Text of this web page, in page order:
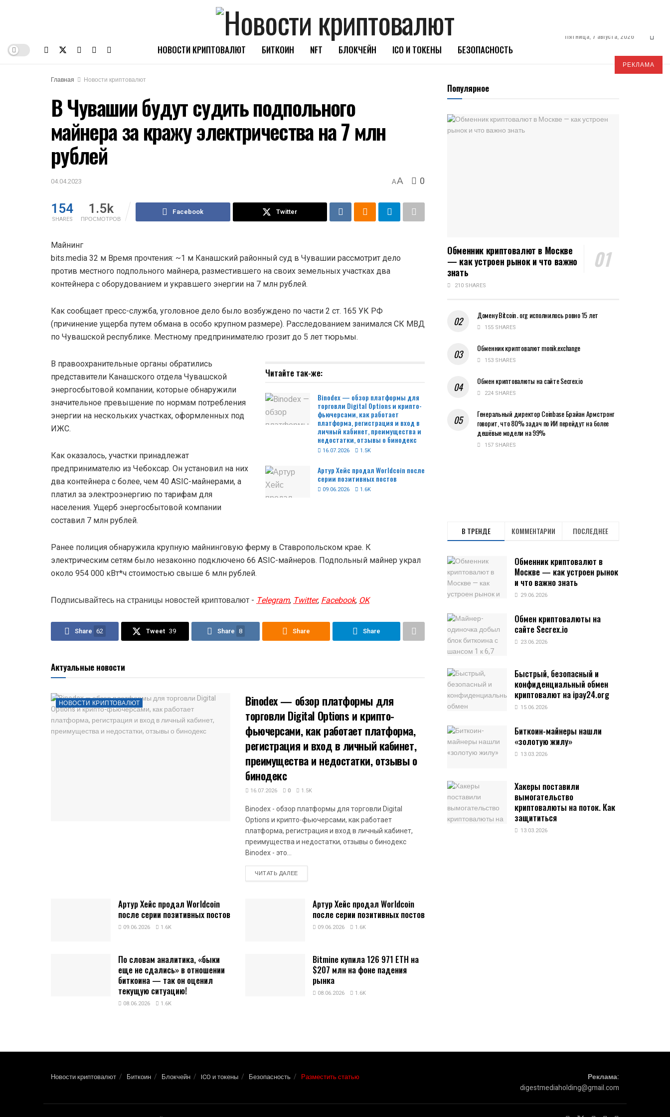
НОВОСТИ КРИПТОВАЛЮТ БИТКОИН NFT БЛОКЧЕЙН ICO И ТОКЕНЫ БЕЗОПАСНОСТЬ
Пятница, 7 августа, 2026
РЕКЛАМА
Главная
Новости криптовалют
В Чувашии будут судить подпольного
майнера за кражу электричества на 7 млн
рублей
04.04.2023 AA 0
154
SHARES
1.5k
ПРОСМОТРОВ
Facebook Twitter
Майнинг
bits.media 32 м Время прочтения: ~1 м Канашский районный суд в Чувашии рассмотрит дело
против местного подпольного майнера, разместившего на своих земельных участках два
контейнера с оборудованием и укравшего энергии на 7 млн рублей.
Как сообщает пресс-служба, уголовное дело было возбуждено по части 2 ст. 165 УК РФ
(причинение ущерба путем обмана в особо крупном размере). Расследованием занимался СК МВД
по Чувашской республике. Местному предпринимателю грозит до 5 лет тюрьмы.
Читайте так-же:
Binodex — обзор платформы для
торговли Digital Options и крипто-
фьючерсами, как работает
платформа, регистрация и вход в
личный кабинет, преимущества и
недостатки, отзывы о бинодекс
16.07.2026 1.5K
Артур Хейс продал Worldcoin после
серии позитивных постов
09.06.2026 1.6K
В правоохранительные органы обратились
представители Канашского отдела Чувашской
энергосбытовой компании, которые обнаружили
значительное превышение по нормам потребления
энергии на нескольких участках, оформленных под
ИЖС.
Как оказалось, участки принадлежат
предпринимателю из Чебоксар. Он установил на них
два контейнера с более, чем 40 ASIC-майнерами, а
платил за электроэнергию по тарифам для
населения. Ущерб энергосбытовой компании
составил 7 млн рублей.
Ранее полиция обнаружила крупную майнинговую ферму в Ставропольском крае. К
электрическим сетям было незаконно подключено 66 ASIC-майнеров. Подпольный майнер украл
около 954 000 кВт*ч стоимостью свыше 6 млн рублей.
Подписывайтесь на страницы новостей криптовалют - Telegram, Twitter, Facebook, OK
Share 62 Tweet 39 Share 8 Share Share
Актуальные новости
НОВОСТИ КРИПТОВАЛЮТ
Binodex — обзор платформы для
торговли Digital Options и крипто-
фьючерсами, как работает платформа,
регистрация и вход в личный кабинет,
преимущества и недостатки, отзывы о
бинодекс
16.07.2026 0 1.5K
Binodex - обзор платформы для торговли Digital
Options и крипто-фьючерсами, как работает
платформа, регистрация и вход в личный кабинет,
преимущества и недостатки, отзывы о бинодекс
Binodex - это...
ЧИТАТЬ ДАЛЕЕDETAILS
Артур Хейс продал Worldcoin
после серии позитивных постов
09.06.2026 1.6K
Артур Хейс продал Worldcoin
после серии позитивных постов
09.06.2026 1.6K
По словам аналитика, «быки
еще не сдались» в отношении
биткоина — так он оценил
текущую ситуацию!
08.06.2026 1.6K
Bitmine купила 126 971 ETH на
$207 млн на фоне падения
рынка
08.06.2026 1.6K
Популярное
Обменник криптовалют в Москве
— как устроен рынок и что важно
знать
210 SHARES
Домену Bitcoin․org исполнилось ровно 15 лет
155 SHARES
Обменник криптовалют monik.exchange
153 SHARES
Обмен криптовалюты на сайте Secrex.io
224 SHARES
Генеральный директор Coinbase Брайан Армстронг
говорит, что 80% задач по ИИ перейдут на более
дешёвые модели на 99%
157 SHARES
В ТРЕНДЕ КОММЕНТАРИИ ПОСЛЕДНЕЕ
Обменник криптовалют в
Москве — как устроен рынок
и что важно знать
29.06.2026
Обмен криптовалюты на
сайте Secrex.io
23.06.2026
Быстрый, безопасный и
конфиденциальный обмен
криптовалют на ipay24.org
15.06.2026
Биткоин-майнеры нашли
«золотую жилу»
13.03.2026
Хакеры поставили
вымогательство
криптовалюты на поток. Как
защититься
13.03.2026
Новости криптовалют Биткоин Блокчейн ICO и токены Безопасность Разместить статью
Реклама:
digestmediaholding@gmail.com